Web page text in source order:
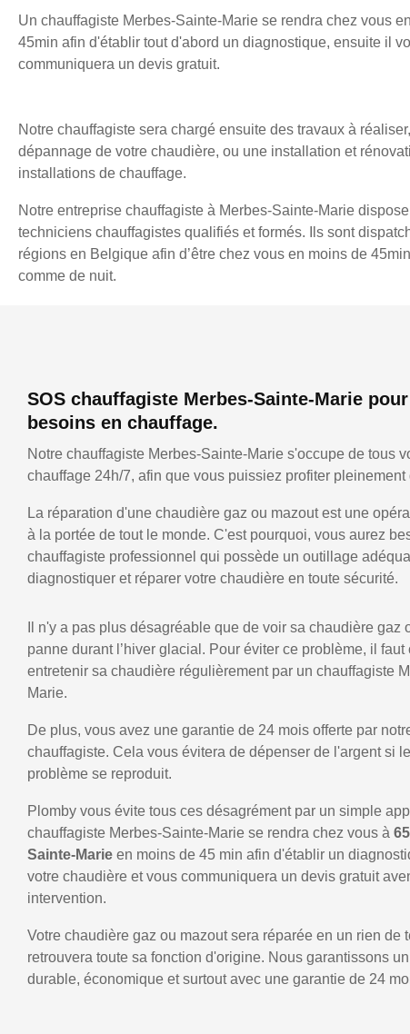
Un chauffagiste Merbes-Sainte-Marie se rendra chez vous
45min afin d'établir tout d'abord un diagnostique, ensuite il
communiquera un devis gratuit.
Notre chauffagiste sera chargé ensuite des travaux à
dépannage de votre chaudière, ou une installation et
installations de chauffage.
Notre entreprise chauffagiste à Merbes-Sainte-Marie
techniciens chauffagistes qualifiés et formés. Ils sont
régions en Belgique afin d’être chez vous en moins de
comme de nuit.
SOS chauffagiste Merbes-Sainte-Marie
besoins en chauffage.
Notre chauffagiste Merbes-Sainte-Marie s'occupe de tous
chauffage 24h/7, afin que vous puissiez profiter pleinement
La réparation d'une chaudière gaz ou mazout est une
à la portée de tout le monde. C'est pourquoi, vous aurez
chauffagiste professionnel qui possède un outillage
diagnostiquer et réparer votre chaudière en toute sécurité.
Il n'y a pas plus désagréable que de voir sa chaudière gaz
panne durant l’hiver glacial. Pour éviter ce problème, il faut
entretenir sa chaudière régulièrement par un chauffagiste
Marie.
De plus, vous avez une garantie de 24 mois offerte par
chauffagiste. Cela vous évitera de dépenser de l'argent si
problème se reproduit.
Plomby vous évite tous ces désagrément par un simple
chauffagiste Merbes-Sainte-Marie se rendra chez vous à
Sainte-Marie en moins de 45 min afin d'établir un
votre chaudière et vous communiquera un devis gratuit
intervention.
Votre chaudière gaz ou mazout sera réparée en un rien de
retrouvera toute sa fonction d'origine. Nous garantissons
durable, économique et surtout avec une garantie de 24